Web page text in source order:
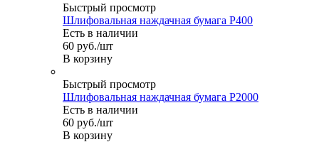
Быстрый просмотр
Шлифовальная наждачная бумага P400
Есть в наличии
60 руб./шт
В корзину
Быстрый просмотр
Шлифовальная наждачная бумага P2000
Есть в наличии
60 руб./шт
В корзину